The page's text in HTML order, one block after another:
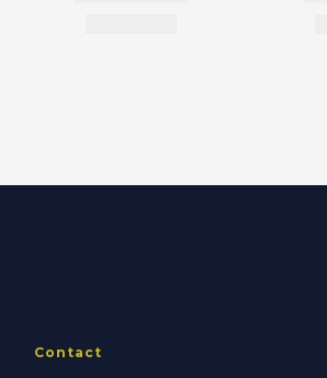
Contact